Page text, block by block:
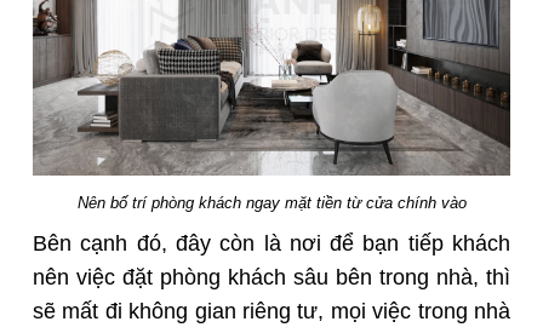
Nên bố trí phòng khách ngay mặt tiền từ cửa chính vào
Bên cạnh đó, đây còn là nơi để bạn tiếp khách
nên việc đặt phòng khách sâu bên trong nhà, thì
sẽ mất đi không gian riêng tư, mọi việc trong nhà